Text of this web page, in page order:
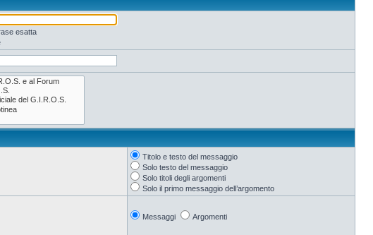
esatta
Titolo e testo del messaggio
Solo testo del messaggio
Solo titoli degli argomenti
Solo il primo messaggio dell’argomento
Messaggi Argomenti